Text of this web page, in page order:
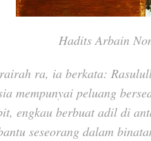
Hadits Arbain
ra, ia berkata:
mempunyai peluang
, engkau berbuat adil di
seseorang dalam